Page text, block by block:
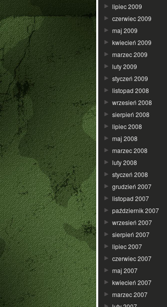
lipiec 2009
czerwiec 2009
maj 2009
kwiecień 2009
marzec 2009
luty 2009
styczeń 2009
listopad 2008
wrzesień 2008
sierpień 2008
lipiec 2008
maj 2008
marzec 2008
luty 2008
styczeń 2008
grudzień 2007
listopad 2007
październik 2007
wrzesień 2007
sierpień 2007
lipiec 2007
czerwiec 2007
maj 2007
kwiecień 2007
marzec 2007